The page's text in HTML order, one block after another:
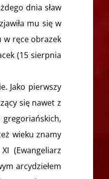
dnia sław
mu się w
w ręce obrazek
(15 sierpnia
Jako pierwszy
się nawet z
wieku znamy
(Ewangeliarz
arcydziełem